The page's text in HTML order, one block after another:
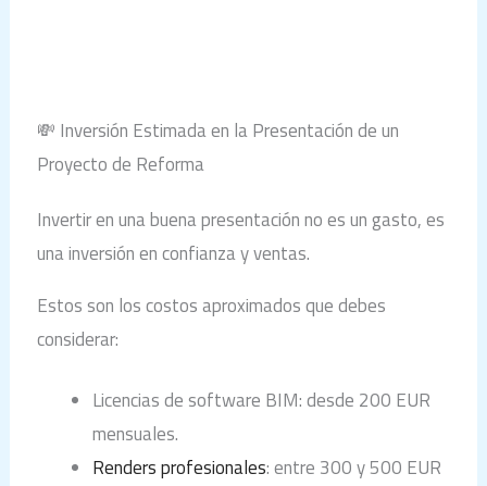
💸 Inversión Estimada en la Presentación de un
Proyecto de Reforma
Invertir en una buena presentación no es un gasto, es
una inversión en confianza y ventas.
Estos son los costos aproximados que debes
considerar:
Licencias de software BIM: desde 200 EUR
mensuales.
Renders profesionales: entre 300 y 500 EUR